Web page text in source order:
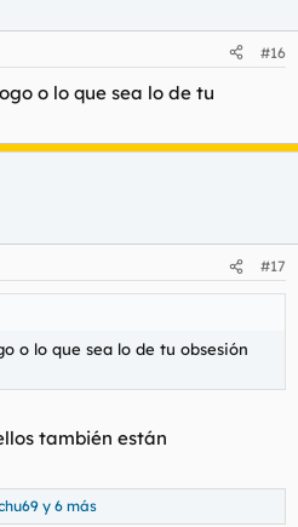
#16
o lo que sea lo de tu
#17
o lo que sea lo de tu obsesión
también están
y 6 más